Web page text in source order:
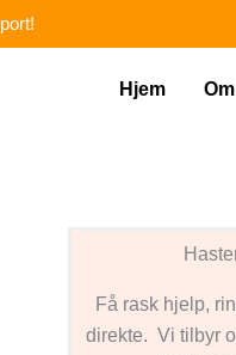
Hjem
Få rask hjelp,
direkte. Vi tilbyr